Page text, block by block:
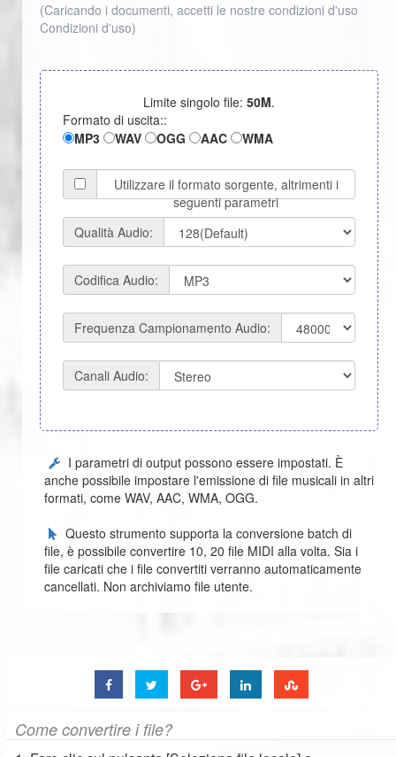
(Caricando i documenti, accetti le nostre condizioni d'uso
Condizioni d'uso)
Limite singolo file: 50M.
Formato di uscita::
MP3
WAV OGG AAC WMA
Utilizzare il formato sorgente, altrimenti i
seguenti parametri
Qualità Audio:
Codifica Audio:
Frequenza Campionamento Audio:
Canali Audio:
I parametri di output possono essere impostati. È
anche possibile impostare l'emissione di file musicali in altri
formati, come WAV, AAC, WMA, OGG.
Questo strumento supporta la conversione batch di
file, è possibile convertire 10, 20 file MIDI alla volta. Sia i
file caricati che i file convertiti verranno automaticamente
cancellati. Non archiviamo file utente.
Come convertire i file?